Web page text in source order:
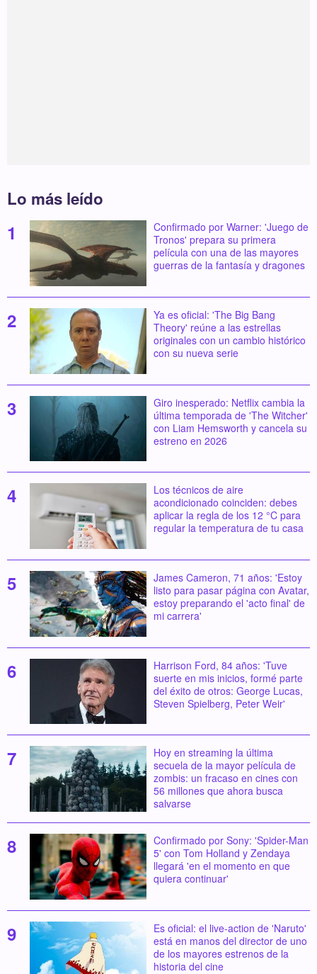
Lo más leído
Confirmado por Warner: 'Juego de
Tronos' prepara su primera
película con una de las mayores
guerras de la fantasía y dragones
Ya es oficial: 'The Big Bang
Theory' reúne a las estrellas
originales con un cambio histórico
con su nueva serie
Giro inesperado: Netflix cambia la
última temporada de 'The Witcher'
con Liam Hemsworth y cancela su
estreno en 2026
Los técnicos de aire
acondicionado coinciden: debes
aplicar la regla de los 12 °C para
regular la temperatura de tu casa
James Cameron, 71 años: 'Estoy
listo para pasar página con Avatar,
estoy preparando el 'acto final' de
mi carrera'
Harrison Ford, 84 años: 'Tuve
suerte en mis inicios, formé parte
del éxito de otros: George Lucas,
Steven Spielberg, Peter Weir'
Hoy en streaming la última
secuela de la mayor película de
zombis: un fracaso en cines con
56 millones que ahora busca
salvarse
Confirmado por Sony: 'Spider-Man
5' con Tom Holland y Zendaya
llegará 'en el momento en que
quiera continuar'
Es oficial: el live-action de 'Naruto'
está en manos del director de uno
de los mayores estrenos de la
historia del cine